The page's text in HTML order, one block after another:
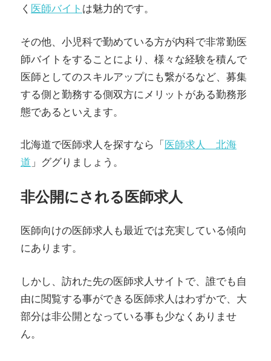
く医師バイトは魅力的です。
その他、小児科で勤めている方が内科で非常勤医
師バイトをすることにより、様々な経験を積んで
医師としてのスキルアップにも繋がるなど、募集
する側と勤務する側双方にメリットがある勤務形
態であるといえます。
北海道で医師求人を探すなら「医師求人 北海
道」ググりましょう。
非公開にされる医師求人
医師向けの医師求人も最近では充実している傾向
にあります。
しかし、訪れた先の医師求人サイトで、誰でも自
由に閲覧する事ができる医師求人はわずかで、大
部分は非公開となっている事も少なくありませ
ん。